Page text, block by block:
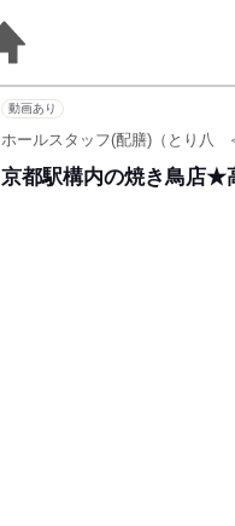
動画あり
ホールスタッフ(配膳)（とり八
京都駅構内の焼き鳥店★